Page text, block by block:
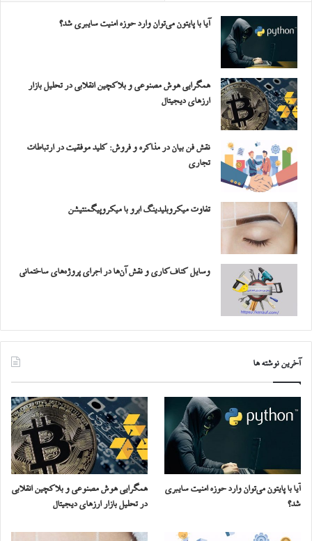
آیا با پایتون می‌توان وارد حوزه امنیت سایبری شد؟
همگرایی هوش مصنوعی و بلاکچین انقلابی در تحلیل بازار
ارزهای دیجیتال
نقش فن بیان در مذاکره و فروش: کلید موفقیت در ارتباطات
تجاری
تفاوت میکروبلیدینگ ابرو با میکروپیگمنتیشن
وسایل کناف‌کاری و نقش آن‌ها در اجرای پروژه‌های ساختمانی
آخرین نوشته ها
آیا با پایتون می‌توان وارد حوزه امنیت سایبری
شد؟
همگرایی هوش مصنوعی و بلاکچین انقلابی
در تحلیل بازار ارزهای دیجیتال